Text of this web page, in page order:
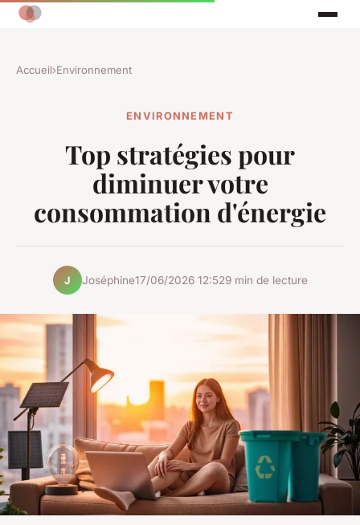
Accueil›Environnement
ENVIRONNEMENT
Top stratégies pour
diminuer votre
consommation d'énergie
J Joséphine17/06/2026 12:529 min de lecture